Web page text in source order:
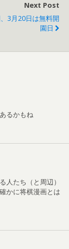
Next Post
3月20日は無料開
園日
るかもね
人たち（と周辺）
かに将棋漫画とは